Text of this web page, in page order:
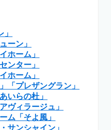
ーン」
ホーム」
ンター」
ホーム」
「プレザングラン」
いらの杜」
ヴィラージュ」
ム「そよ風」
サンシャイン」